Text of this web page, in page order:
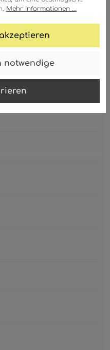
Mehr Informationen ...
notwendige